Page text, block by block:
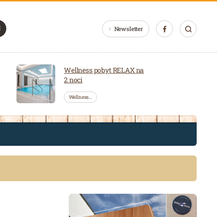
Newsletter
Wellness pobyt RELAX na
2 noci
Wellness…